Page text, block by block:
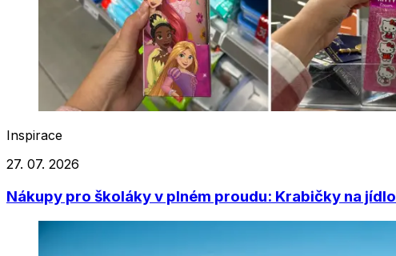
Inspirace
27. 07. 2026
Nákupy pro školáky v plném proudu: Krabičky na